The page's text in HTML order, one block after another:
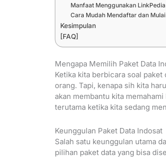
Manfaat Menggunakan
Cara Mudah Mendaftar dan
Kesimpulan
[FAQ]
Mengapa Memilih Paket Data
Ketika kita berbicara soal
orang. Tapi, kenapa sih kita
akan membantu kita
terutama ketika kita sedang
Keunggulan Paket Data Indosat
Salah satu keunggulan utama
pilihan paket data yang bisa